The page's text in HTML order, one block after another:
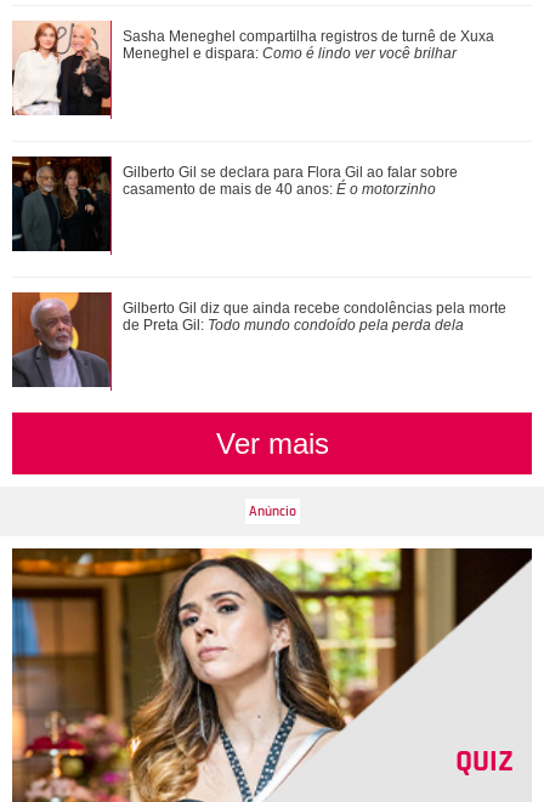
Além de Ariana Grande, confira famosas que já foram
criticadas pelos corpos magros (e rebat...
Mais um nome acaba de ser adicionado! Conheça a linha
sucessória ao trono britânico
Grávida, Sabrina Sato faz chamada de vídeo com Nicolas
Prattes durante ultrassom
Sasha Meneghel compartilha registros de turnê de Xuxa
Meneghel e dispara: Como é lindo ver você brilhar
Gilberto Gil se declara para Flora Gil ao falar sobre
casamento de mais de 40 anos: É o motorzinho
Gilberto Gil diz que ainda recebe condolências pela morte
de Preta Gil: Todo mundo condoído pela perda dela
Ver mais
QUIZ